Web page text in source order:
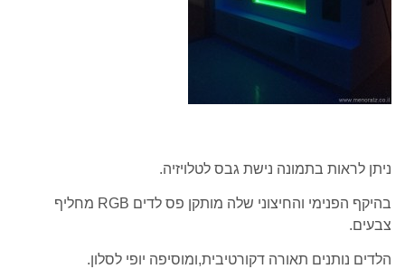
ניתן לראות בתמונה נישת גבס לטלויזיה.
בהיקף הפנימי והחיצוני שלה מותקן פס לדים RGB מחליף
צבעים.
הלדים נותנים תאורה דקורטיבית,ומוסיפה יופי לסלון.